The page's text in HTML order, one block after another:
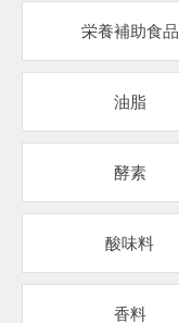
栄養補助食品
油脂
酵素
酸味料
香料